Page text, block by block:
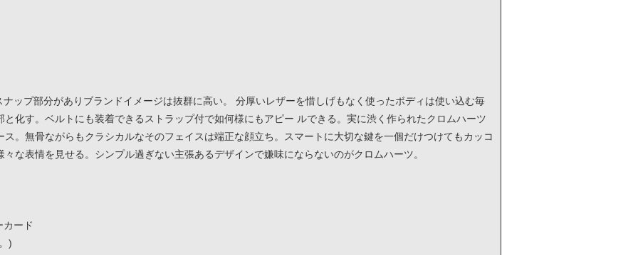
ップ部分がありブランドイメージは抜群に高い。 分厚いレザーを惜しげもなく使ったボディは使い込む毎
化す。ベルトにも装着できるストラップ付で如何様にもアピー ルできる。実に渋く作られたクロムハーツ
。無骨ながらもクラシカルなそのフェイスは端正な顔立ち。スマートに大切な鍵を一個だけつけてもカッコ
な表情を見せる。シンプル過ぎない主張あるデザインで嫌味にならないのがクロムハーツ。
ード
)